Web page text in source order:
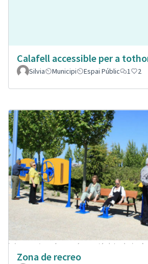
Calafell accessible per a
Silvia
Municipi Espai Públic 1 2
Zona de recreo